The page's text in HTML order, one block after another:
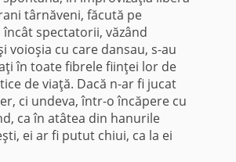
târnăveni, făcută pe
încât spectatorii, văzând
voioşia cu care dansau, s-au
în toate fibrele fiinţei lor de
de viaţă. Dacă n-ar fi jucat
ci undeva, într-o încăpere cu
ca în atâtea din hanurile
ei ar fi putut chiui, ca la ei